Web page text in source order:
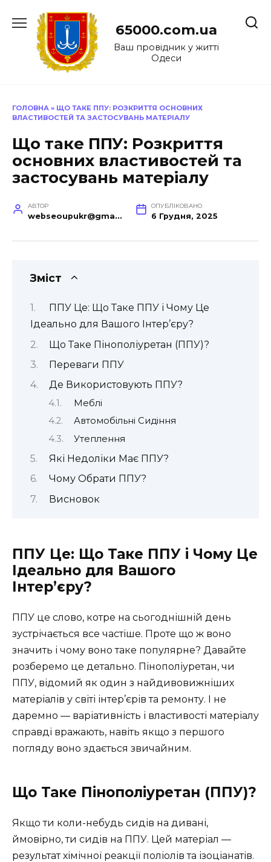
до
65000.com.ua
Ваш провідник у житті
Одеси
ГОЛОВНА » ЩО ТАКЕ ППУ: РОЗКРИТТЯ ОСНОВНИХ
ВЛАСТИВОСТЕЙ ТА ЗАСТОСУВАНЬ МАТЕРІАЛУ
Що таке ППУ: Розкриття
основних властивостей та
застосувань матеріалу
АВТОР
webseoupukr@gmail.com
ОПУБЛІКОВАНО
6 Грудня, 2025
Зміст
ППУ Це: Що Таке ППУ і Чому Це
Ідеально для Вашого Інтер’єру?
Що Таке Пінополіуретан (ППУ)?
Переваги ППУ
Де Використовують ППУ?
Меблі
Автомобільні Сидіння
Утеплення
Які Недоліки Має ППУ?
Чому Обрати ППУ?
Висновок
ППУ Це: Що Таке ППУ і Чому Це
Ідеально для Вашого
Інтер’єру?
ППУ це слово, котре на сьогоднішній день
зустрічається все частіше. Проте що ж воно
значить і чому воно таке популярне? Давайте
розберемо це детально. Пінополіуретан, чи
ППУ, відомий як один з найдивовижніших
матеріалів у світі інтер’єрів та ремонту. І не
даремно — варіативність і властивості матеріалу
справді вражають, навіть якщо з першого
погляду воно здається звичайним.
Що Таке Пінополіуретан (ППУ)?
Якщо ти коли-небудь сидів на дивані,
ймовірно, ти сидів на ППУ. Цей матеріал —
результат хімічної реакції поліолів та ізоціанатів.